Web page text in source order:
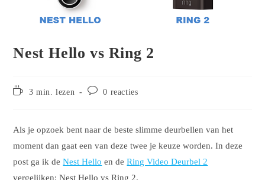
Nest Hello vs Ring 2
Leestijd:3 min. lezen
Bericht0 reacties
Als je opzoek bent naar de beste slimme deurbellen van het
moment dan gaat een van deze twee je keuze worden. In deze
post ga ik deNest Hello en deRing Video Deurbel 2
vergelijken: Nest Hello vs Ring 2.